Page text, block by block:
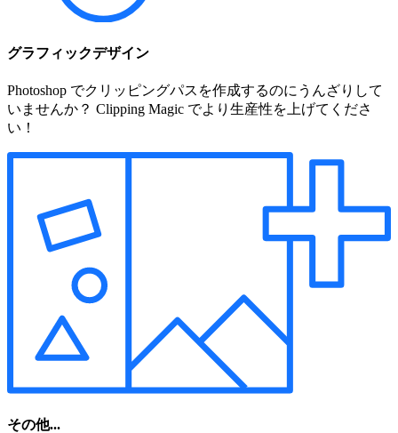
グラフィックデザイン
Photoshop でクリッピングパスを作成するのにうんざりして
いませんか？ Clipping Magic でより生産性を上げてくださ
い！
その他...